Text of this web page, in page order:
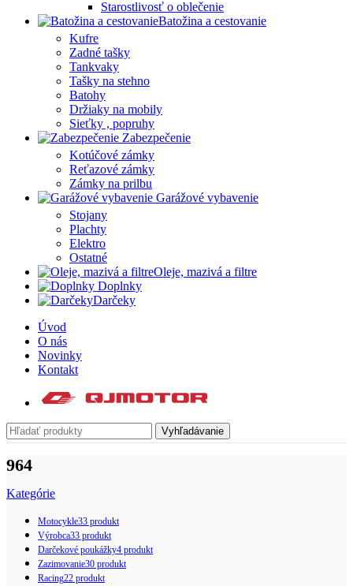
Starostlivosť o oblečenie
Batožina a cestovanie
Kufre
Zadné tašky
Tankvaky
Tašky na stehno
Batohy
Držiaky na mobily
Sieťky , popruhy
Zabezpečenie
Kotúčové zámky
Reťazové zámky
Zámky na prilbu
Garážové vybavenie
Stojany
Plachty
Elektro
Ostatné
Oleje, mazivá a filtre
Doplnky
Darčeky
Úvod
O nás
Novinky
Kontakt
Vyhľadávanie
964
Kategórie
Motocykle33 produkt
Výrobca33 produkt
Darčekové poukážky4 produkt
Zazimovanie30 produkt
Racing22 produkt